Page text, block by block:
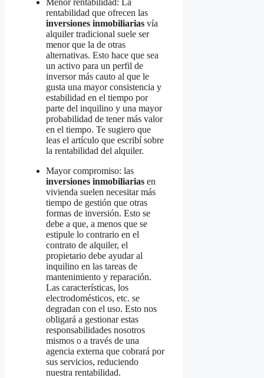
rentabilidad que ofrecen las
inversiones inmobiliarias vía
alquiler tradicional suele ser
menor que la de otras
alternativas. Esto hace que sea
un activo para un perfil de
inversor más cauto al que le
gusta una mayor consistencia y
estabilidad en el tiempo por
parte del inquilino y una mayor
probabilidad de tener más valor
en el tiempo. Te sugiero que
leas el artículo que escribí sobre
la rentabilidad del alquiler.
Mayor compromiso: las
inversiones inmobiliarias en
vivienda suelen necesitar más
tiempo de gestión que otras
formas de inversión. Esto se
debe a que, a menos que se
estipule lo contrario en el
contrato de alquiler, el
propietario debe ayudar al
inquilino en las tareas de
mantenimiento y reparación.
Las características, los
electrodomésticos, etc. se
degradan con el uso. Esto nos
obligará a gestionar estas
responsabilidades nosotros
mismos o a través de una
agencia externa que cobrará por
sus servicios, reduciendo
nuestra rentabilidad.